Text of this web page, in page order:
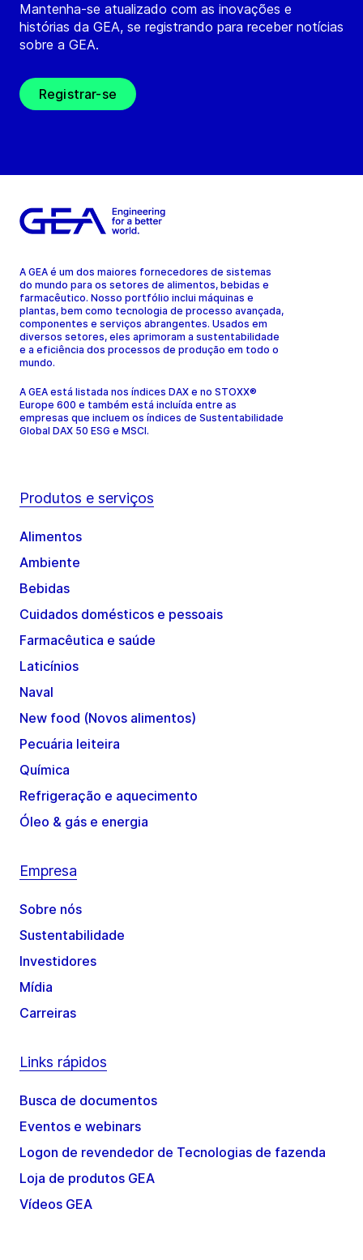
Mantenha-se atualizado com as inovações e
histórias da GEA, se registrando para receber notícias
sobre a GEA.
Registrar-se
A GEA é um dos maiores fornecedores de sistemas
do mundo para os setores de alimentos, bebidas e
farmacêutico. Nosso portfólio inclui máquinas e
plantas, bem como tecnologia de processo avançada,
componentes e serviços abrangentes. Usados em
diversos setores, eles aprimoram a sustentabilidade
e a eficiência dos processos de produção em todo o
mundo.
A GEA está listada nos índices DAX e no STOXX®
Europe 600 e também está incluída entre as
empresas que incluem os índices de Sustentabilidade
Global DAX 50 ESG e MSCI.
Produtos e serviços
Alimentos
Ambiente
Bebidas
Cuidados domésticos e pessoais
Farmacêutica e saúde
Laticínios
Naval
New food (Novos alimentos)
Pecuária leiteira
Química
Refrigeração e aquecimento
Óleo & gás e energia
Empresa
Sobre nós
Sustentabilidade
Investidores
Mídia
Carreiras
Links rápidos
Busca de documentos
Eventos e webinars
Logon de revendedor de Tecnologias de fazenda
Loja de produtos GEA
Vídeos GEA